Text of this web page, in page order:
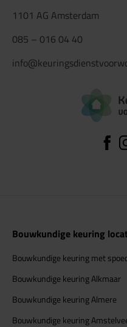
1101 AG Amsterdam
085 – 016 04 40
Bouwkundige keuring
Bouwkundige keuring met
Bouwkundige keuring Alkmaar
Bouwkundige keuring Almere
Bouwkundige keuring